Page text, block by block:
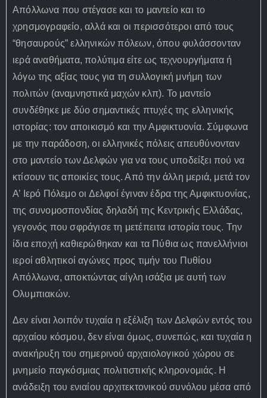
Απόλλωνα που στέγασε και το μαντείο και το
χρησμογραφείο, αλλά και οι περισσότεροι από τους
“θησαυρούς” ελληνικών πόλεων, όπου φυλάσσονταν
ιερά αναθήματα, πολύτιμα είτε ως τεχνουργήματα ή
λόγω της αξίας τους για τη συλλογική μνήμη των
πολιτών (αναμνηστικά μαχών κλπ). Το μαντείο
συνδέθηκε με δύο σημαντικές πτυχές της ελληνικής
ιστορίας: τον αποικισμό και την Αμφικτυονία. Σύμφωνα
με την παράδοση, οι ελληνικές πόλεις απευθύνονταν
στο μαντείο των Δελφών για να τους υποδείξει πού να
κτίσουν τις αποικίες τους. Από την άλλη μεριά, μετά τον
Α’ Ιερό Πόλεμο οι Δελφοί έγιναν έδρα της Αμφικτυονίας,
της συνομοσπονδίας δηλαδή της Κεντρικής Ελλάδας,
γεγονός που σφράγισε τη μετέπειτα ιστορία τους. Την
ίδια εποχή καθιερώθηκαν και τα Πύθια ως πανελλήνιοι
ιεροί αθλητικοί αγώνες προς τιμήν του Πυθίου
Απόλλωνα, αποκτώντας αίγλη ισάξια με αυτή των
Ολυμπιακών.
Δεν είναι λοιπόν τυχαία η εξέλιξη των Δελφών εντός του
αρχαίου κόσμου, δεν είναι όμως, συνεπώς, και τυχαία η
ανακήρυξη του σημερινού αρχαιολογικού χώρου σε
μνημείο παγκόσμιας πολιτιστικής κληρονομιάς. Η
ανάδειξη του ενιαίου αρχιτεκτονικού συνόλου μέσα από